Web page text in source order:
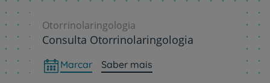
Otorrinolaringologia
Consulta Otorrinolaringologia
Marcar Saber mais